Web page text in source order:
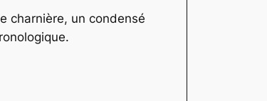
charnière, un condensé